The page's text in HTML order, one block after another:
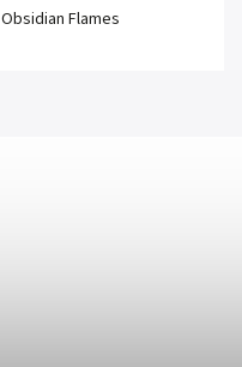
Obsidian Flames